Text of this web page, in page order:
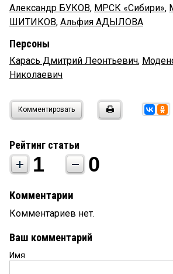
Александр БУКОВ, МРСК «Сибири»,
ШИТИКОВ, Альфия АДЫЛОВА
Персоны
Карась Дмитрий Леонтьевич,
Николаевич
Комментировать
Рейтинг статьи
1 0
Комментарии
Комментариев нет.
Ваш комментарий
Имя